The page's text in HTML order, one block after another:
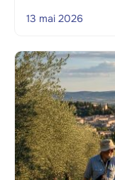
13 mai 2026